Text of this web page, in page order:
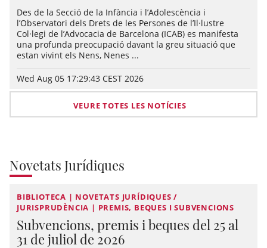
Des de la Secció de la Infància i l’Adolescència i
l’Observatori dels Drets de les Persones de l’Il·lustre
Col·legi de l’Advocacia de Barcelona (ICAB) es manifesta
una profunda preocupació davant la greu situació que
estan vivint els Nens, Nenes ...
Wed Aug 05 17:29:43 CEST 2026
VEURE TOTES LES NOTÍCIES
Novetats Jurídiques
BIBLIOTECA | NOVETATS JURÍDIQUES /
JURISPRUDÈNCIA | PREMIS, BEQUES I SUBVENCIONS
Subvencions, premis i beques del 25 al
31 de juliol de 2026